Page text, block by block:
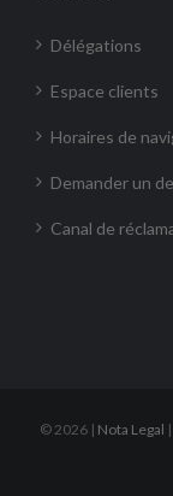
Délégations
Espace clients
Horaires de
Demander un
Canal de
©2026 | Nota Legal |